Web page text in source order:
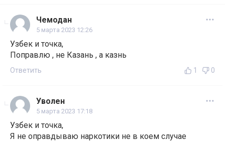
Чемодан
5 марта 2023 12:26
Узбек и точка,
Поправлю , не Казань , а казнь
Ответить 1 0
Уволен
5 марта 2023 17:18
Узбек и точка,
Я не оправдываю наркотики не в коем случае